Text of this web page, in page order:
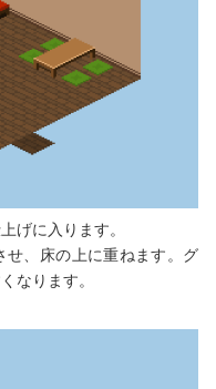
げに入ります。
せ、床の上に重ねます。グ
なります。